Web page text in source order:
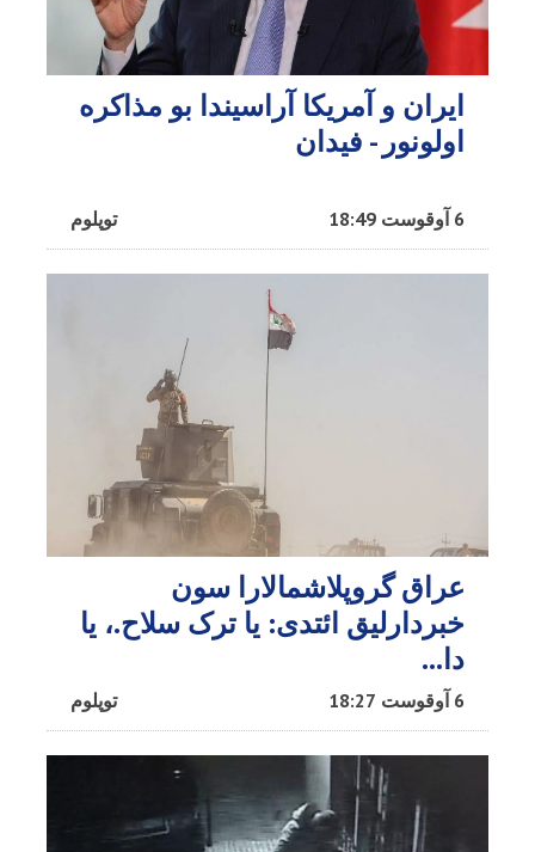
ایران و آمریکا آراسیندا بو مذاکره
اولونور - فیدان
توپلوم 6 آوقوست 18:49
عراق گروپلاشمالارا سون
خبردارلیق ائتدی: یا ترک سلاح.، یا
دا…
توپلوم 6 آوقوست 18:27